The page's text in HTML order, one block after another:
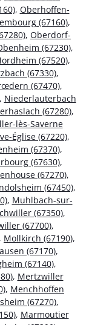
, Oberhoffen-
(67160),
, Oberdorf-
(67230),
(67520),
(67330),
(67470),
Niederlauterbach
(67280),
lès-Saverne
Église (67220),
(67370),
(67630),
(67270),
(67450),
, Muhlbach-sur-
(67350),
(67700),
, Mollkirch (67190),
(67170),
(67140),
, Mertzwiller
, Menchhoffen
(67270),
, Marmoutier